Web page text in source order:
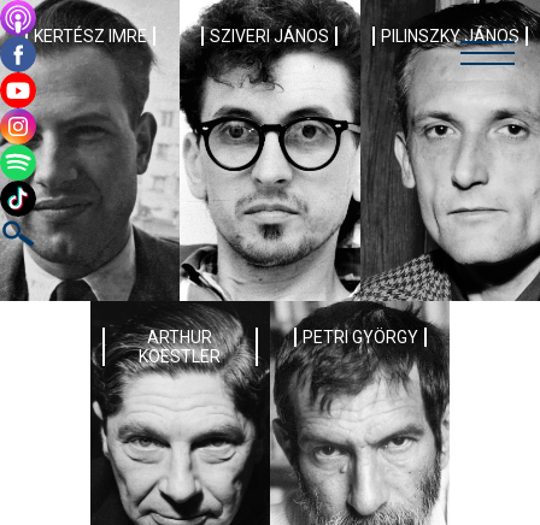
KERTÉSZ IMRE SZIVERI JÁNOS PILINSZKY JÁNOS
ARTHUR
KOESTLER
PETRI GYÖRGY